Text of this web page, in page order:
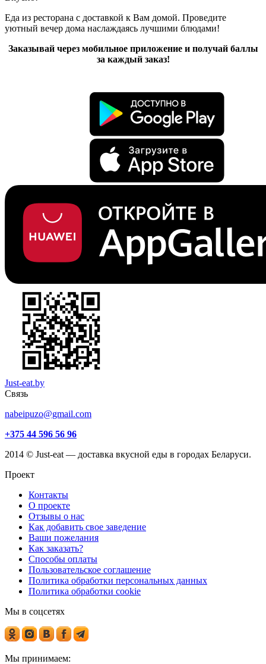
Еда из ресторана с доставкой к Вам домой. Проведите
уютный вечер дома наслаждаясь лучшими блюдами!
Заказывай через мобильное приложение и получай баллы
за каждый заказ!
Just-eat.by
Связь
nabeipuzo@gmail.com
+375 44 596 56 96
2014 © Just-eat — доставка вкусной еды в городах Беларуси.
Проект
Контакты
О проекте
Отзывы о нас
Как добавить свое заведение
Ваши пожелания
Как заказать?
Способы оплаты
Пользовательское соглашение
Политика обработки персональных данных
Политика обработки cookie
Мы в соцсетях
Мы принимаем: